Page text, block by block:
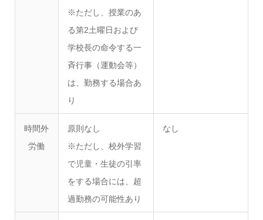
※ただし、授業のあ
る第2土曜日および
学校長の命令する一
斉行事（運動会等）
は、勤務する場合あ
り
時間外
労働
原則なし
※ただし、校外学習
で児童・生徒の引率
をする場合には、超
過勤務の可能性あり
なし